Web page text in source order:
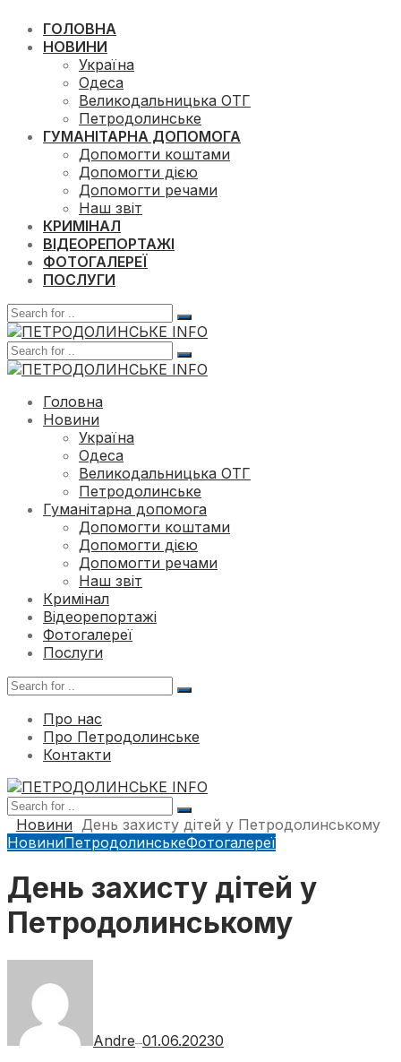
ГОЛОВНА
НОВИНИ
Україна
Одеса
Великодальницька ОТГ
Петродолинське
ГУМАНІТАРНА ДОПОМОГА
Допомогти коштами
Допомогти дією
Допомогти речами
Наш звіт
КРИМІНАЛ
ВІДЕОРЕПОРТАЖІ
ФОТОГАЛЕРЕЇ
ПОСЛУГИ
Головна
Новини
Україна
Одеса
Великодальницька ОТГ
Петродолинське
Гуманітарна допомога
Допомогти коштами
Допомогти дією
Допомогти речами
Наш звіт
Кримінал
Відеорепортажі
Фотогалереї
Послуги
Про нас
Про Петродолинське
Контакти
Новини День захисту дітей у Петродолинському
НовиниПетродолинськеФотогалереї
День захисту дітей у
Петродолинському
Andre—01.06.20230